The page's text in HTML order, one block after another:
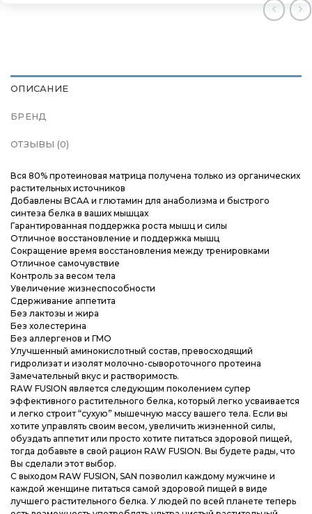
ОПИСАНИЕ
БРЕНД
ОТЗЫВЫ (0)
Вся 80% протеиновая матрица получена только из органических
растительных источников
Добавлены BCAA и глютамин для анаболизма и быстрого
синтеза белка в ваших мышцах
Гарантированная поддержка роста мышц и силы
Отличное восстановление и поддержка мышц
Сокращение время восстановления между тренировками
Отличное самочувствие
Контроль за весом тела
Увеличение жизнеспособности
Сдерживание аппетита
Без лактозы и жира
Без холестерина
Без аллергенов и ГМО
Улучшенный аминокислотный состав, превосходящий
гидролизат и изолят молочно-сывороточного протеина
Замечательный вкус и растворимость.
RAW FUSION является следующим поколением супер
эффективного растительного белка, который легко усваивается
и легко строит “сухую” мышечную массу вашего тела. Если вы
хотите управлять своим весом, увеличить жизненной силы,
обуздать аппетит или просто хотите питаться здоровой пищей,
тогда добавьте в свой рацион RAW FUSION. Вы будете рады, что
Вы сделали этот выбор.
С выходом RAW FUSION, SAN позволил каждому мужчине и
каждой женщине питаться самой здоровой пищей в виде
лучшего растительного белка. У людей по всей планете теперь